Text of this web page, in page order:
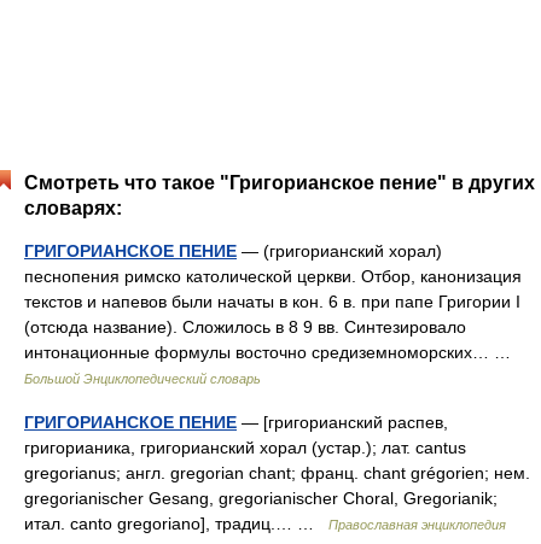
Смотреть что такое "Григорианское пение" в других
словарях:
ГРИГОРИАНСКОЕ ПЕНИЕ — (григорианский хорал)
песнопения римско католической церкви. Отбор, канонизация
текстов и напевов были начаты в кон. 6 в. при папе Григории I
(отсюда название). Сложилось в 8 9 вв. Синтезировало
интонационные формулы восточно средиземноморских… …
Большой Энциклопедический словарь
ГРИГОРИАНСКОЕ ПЕНИЕ — [григорианский распев,
григорианика, григорианский хорал (устар.); лат. cantus
gregorianus; англ. gregorian chant; франц. chant grégorien; нем.
gregorianischer Gesang, gregorianischer Choral, Gregorianik;
итал. canto gregoriano], традиц.… …
Православная энциклопедия